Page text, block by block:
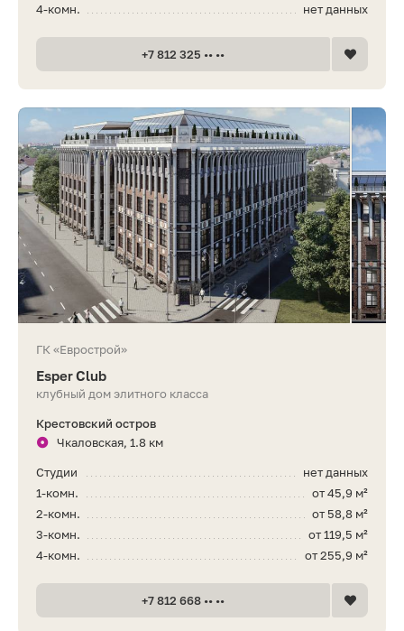
нет данных
4-комн.
+7 812 325 •• ••
ГК «Еврострой»
Esper Club
клубный дом элитного класса
Крестовский остров
Чкаловская, 1.8 км
нет данных
Студии
от 45,9 м²
1-комн.
от 58,8 м²
2-комн.
от 119,5 м²
3-комн.
от 255,9 м²
4-комн.
+7 812 668 •• ••